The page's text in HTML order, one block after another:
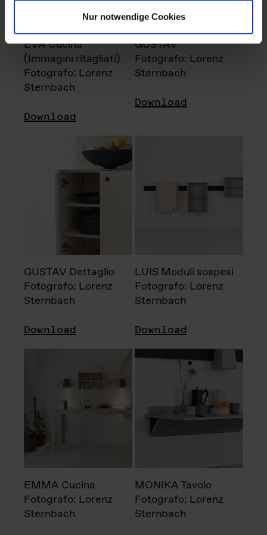
Nur notwendige Cookies
EVA Cucina
(Immagini ritagliati)
Fotografo: Lorenz
Sternbach
Download
GUSTAV
Fotografo: Lorenz
Sternbach
Download
GUSTAV Dettaglio
Fotografo: Lorenz
Sternbach
Download
LUIS Moduli sospesi
Fotografo: Lorenz
Sternbach
Download
EMMA Cucina
Fotografo: Lorenz
Sternbach
MONIKA Tavolo
Fotografo: Lorenz
Sternbach